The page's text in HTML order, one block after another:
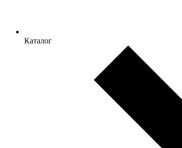
Каталог